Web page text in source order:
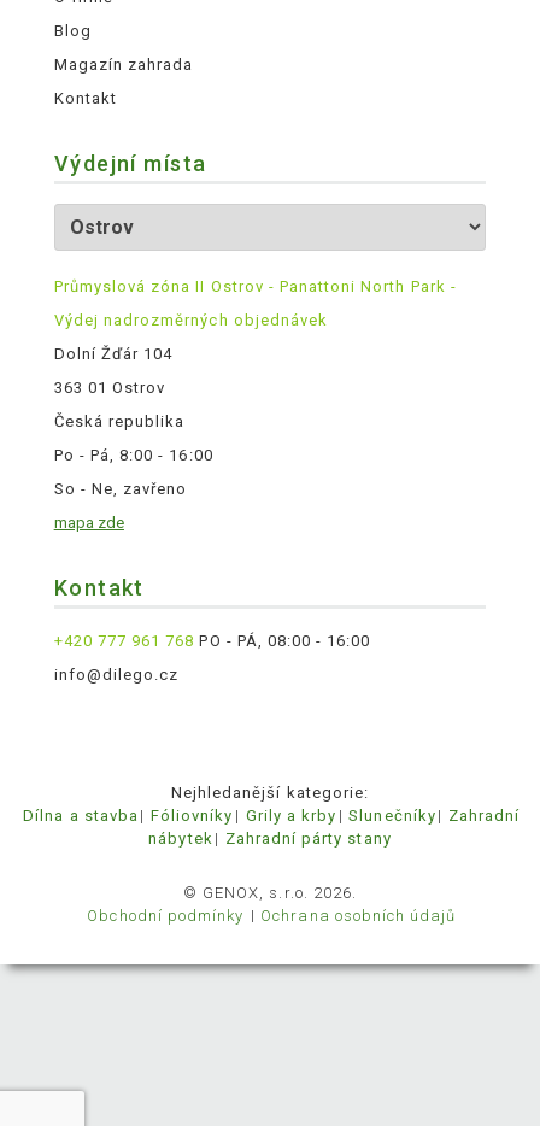
Blog
Magazín zahrada
Kontakt
Výdejní místa
Průmyslová zóna II Ostrov - Panattoni North Park -
Výdej nadrozměrných objednávek
Dolní Žďár 104
363 01 Ostrov
Česká republika
Po - Pá, 8:00 - 16:00
So - Ne, zavřeno
mapa zde
Kontakt
+420 777 961 768 PO - PÁ, 08:00 - 16:00
info@dilego.cz
Nejhledanější kategorie:
Dílna a stavba
Fóliovníky Grily a krby Slunečníky
Zahradní
nábytek
Zahradní párty stany
© GENOX, s.r.o. 2026.
Obchodní podmínky
Ochrana osobních údajů